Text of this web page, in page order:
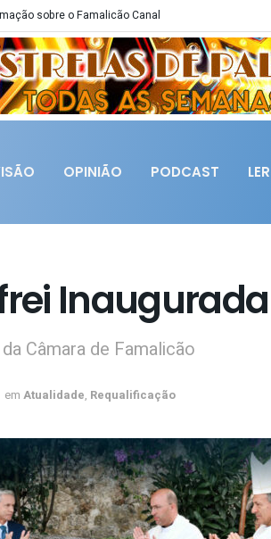
sobre o Famalicão Canal
OPINIÃO PODCAST
Inaugurada
Câmara de Famalicão
em Atualidade, Requalificação